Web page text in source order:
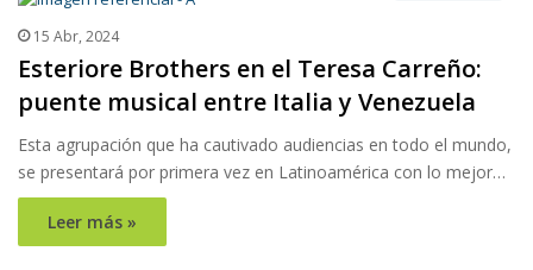
15 Abr, 2024
Esteriore Brothers en el Teresa Carreño:
puente musical entre Italia y Venezuela
Esta agrupación que ha cautivado audiencias en todo el mundo,
se presentará por primera vez en Latinoamérica con lo mejor…
Leer más »